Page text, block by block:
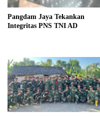
Pangdam Jaya Tekankan
Integritas PNS TNI AD